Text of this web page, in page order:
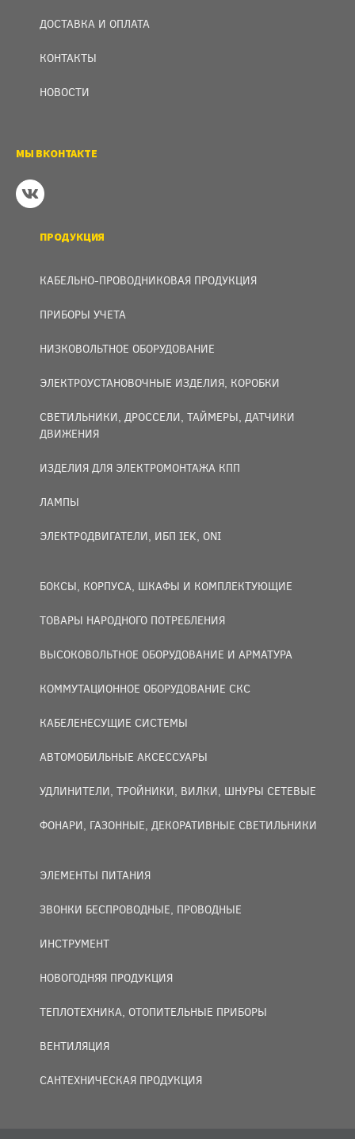
ДОСТАВКА И ОПЛАТА
КОНТАКТЫ
НОВОСТИ
МЫ ВКОНТАКТЕ
ПРОДУКЦИЯ
КАБЕЛЬНО-ПРОВОДНИКОВАЯ ПРОДУКЦИЯ
ПРИБОРЫ УЧЕТА
НИЗКОВОЛЬТНОЕ ОБОРУДОВАНИЕ
ЭЛЕКТРОУСТАНОВОЧНЫЕ ИЗДЕЛИЯ, КОРОБКИ
СВЕТИЛЬНИКИ, ДРОССЕЛИ, ТАЙМЕРЫ, ДАТЧИКИ
ДВИЖЕНИЯ
ИЗДЕЛИЯ ДЛЯ ЭЛЕКТРОМОНТАЖА КПП
ЛАМПЫ
ЭЛЕКТРОДВИГАТЕЛИ, ИБП IEK, ONI
БОКСЫ, КОРПУСА, ШКАФЫ И КОМПЛЕКТУЮЩИЕ
ТОВАРЫ НАРОДНОГО ПОТРЕБЛЕНИЯ
ВЫСОКОВОЛЬТНОЕ ОБОРУДОВАНИЕ И АРМАТУРА
КОММУТАЦИОННОЕ ОБОРУДОВАНИЕ СКС
КАБЕЛЕНЕСУЩИЕ СИСТЕМЫ
АВТОМОБИЛЬНЫЕ АКСЕССУАРЫ
УДЛИНИТЕЛИ, ТРОЙНИКИ, ВИЛКИ, ШНУРЫ СЕТЕВЫЕ
ФОНАРИ, ГАЗОННЫЕ, ДЕКОРАТИВНЫЕ СВЕТИЛЬНИКИ
ЭЛЕМЕНТЫ ПИТАНИЯ
ЗВОНКИ БЕСПРОВОДНЫЕ, ПРОВОДНЫЕ
ИНСТРУМЕНТ
НОВОГОДНЯЯ ПРОДУКЦИЯ
ТЕПЛОТЕХНИКА, ОТОПИТЕЛЬНЫЕ ПРИБОРЫ
ВЕНТИЛЯЦИЯ
САНТЕХНИЧЕСКАЯ ПРОДУКЦИЯ